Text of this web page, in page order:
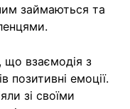
займаються та
що взаємодія з
позитивні емоції.
зі своїми